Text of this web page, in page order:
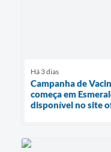
Há 3 dias
Campanha de
começa em
disponível no site